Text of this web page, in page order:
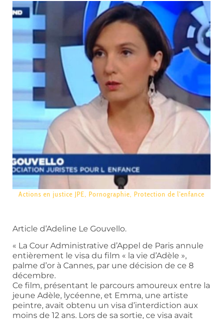
Actions en justice JPE, Pornographie, Protection de l'enfance
Article d’Adeline Le Gouvello.
« La Cour Administrative d’Appel de Paris annule
entièrement le visa du film « la vie d’Adèle »,
palme d’or à Cannes, par une décision de ce 8
décembre.
Ce film, présentant le parcours amoureux entre la
jeune Adèle, lycéenne, et Emma, une artiste
peintre, avait obtenu un visa d’interdiction aux
moins de 12 ans. Lors de sa sortie, ce visa avait